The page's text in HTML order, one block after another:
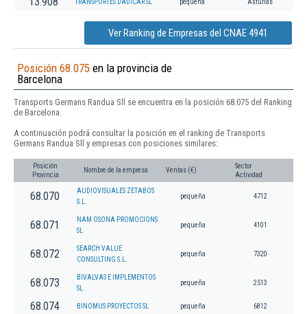
TRANSPORTES DADICAR SL pequeña Asturias
Ver Ranking de Empresas del CNAE 4941
Posición 68.075 en la provincia de
Barcelona
Transports Germans Randua Sll se encuentra en la posición 68.075 del Ranking
de Barcelona.
A continuación podrá consultar la posición en el ranking de Transports
Germans Randua Sll y empresas con posiciones similares:
Posición
Provincia
Nombre de la empresa Ventas (€)
Sector
Actividad
68.070
AUDIOVISUALES ZETABOS
S.L.
pequeña 4712
68.071
NAM OSONA PROMOCIONS
SL
pequeña 4101
68.072
SEARCH VALUE
CONSULTING S.L.
pequeña 7320
68.073
BIVALVAS E IMPLEMENTOS
SL
pequeña 2513
68.074 BINOMUS PROYECTOS SL pequeña 6812